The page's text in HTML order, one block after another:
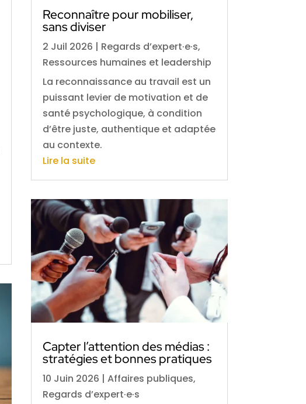
Reconnaître pour mobiliser,
sans diviser
2 Juil 2026 | Regards d’expert·e·s,
Ressources humaines et leadership
La reconnaissance au travail est un
puissant levier de motivation et de
santé psychologique, à condition
d’être juste, authentique et adaptée
au contexte.
Lire la suite
Capter l’attention des médias :
stratégies et bonnes pratiques
10 Juin 2026 | Affaires publiques,
Regards d’expert·e·s